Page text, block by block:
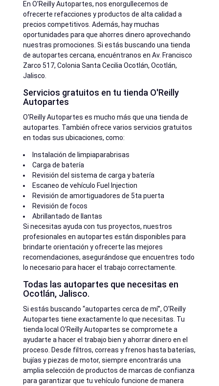
En O'Reilly Autopartes, nos enorgullecemos de
ofrecerte refacciones y productos de alta calidad a
precios competitivos. Además, hay muchas
oportunidades para que ahorres dinero aprovechando
nuestras promociones. Si estás buscando una tienda
de autopartes cercana, encuéntranos en Av. Francisco
Zarco 517, Colonia Santa Cecilia Ocotlán, Ocotlán,
Jalisco.
Servicios gratuitos en tu tienda O'Reilly
Autopartes
O'Reilly Autopartes es mucho más que una tienda de
autopartes. También ofrece varios servicios gratuitos
en todas sus ubicaciones, como:
Instalación de limpiaparabrisas
Carga de batería
Revisión del sistema de carga y batería
Escaneo de vehículo Fuel Injection
Revisión de amortiguadores de 5ta puerta
Revisión de focos
Abrillantado de llantas
Si necesitas ayuda con tus proyectos, nuestros
profesionales en autopartes están disponibles para
brindarte orientación y ofrecerte las mejores
recomendaciones, asegurándose que encuentres todo
lo necesario para hacer el trabajo correctamente.
Todas las autopartes que necesitas en
Ocotlán, Jalisco.
Si estás buscando “autopartes cerca de mí”, O'Reilly
Autopartes tiene exactamente lo que necesitas. Tu
tienda local O'Reilly Autopartes se compromete a
ayudarte a hacer el trabajo bien y ahorrar dinero en el
proceso. Desde filtros, correas y frenos hasta baterías,
bujías y piezas de motor, siempre encontrarás una
amplia selección de productos de marcas de confianza
para garantizar que tu vehículo funcione de manera